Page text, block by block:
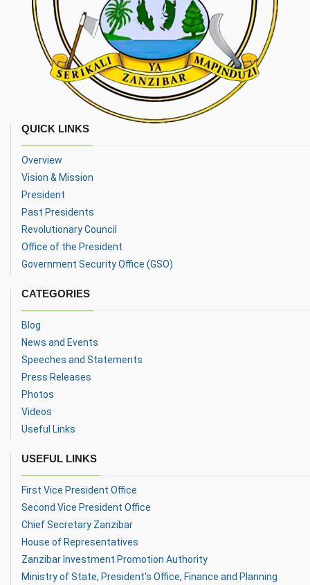
QUICK LINKS
Overview
Vision & Mission
President
Past Presidents
Revolutionary Council
Office of the President
Government Security Office (GSO)
CATEGORIES
Blog
News and Events
Speeches and Statements
Press Releases
Photos
Videos
Useful Links
USEFUL LINKS
First Vice President Office
Second Vice President Office
Chief Secretary Zanzibar
House of Representatives
Zanzibar Investment Promotion Authority
Ministry of State, President's Office, Finance and Planning